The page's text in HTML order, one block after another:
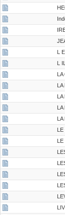
L
L
LA
LA
LA
LA
LA